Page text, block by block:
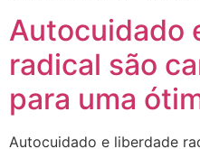
Autocuidado
radical são
para uma
Autocuidado e liberdade